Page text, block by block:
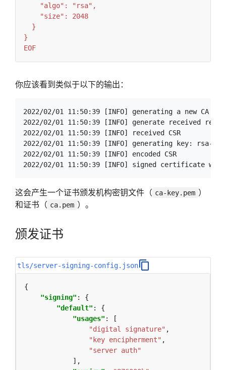
EOF
你应该看到类似于以下的输出：
2022/02/01 11:50:39 [INFO] generating a new CA
2022/02/01 11:50:39 [INFO] generate received
2022/02/01 11:50:39 [INFO] received CSR
2022/02/01 11:50:39 [INFO] generating key: rsa-
2022/02/01 11:50:39 [INFO] encoded CSR
这会产生一个证书颁发机构密钥文件（ ca-key.pem ）
和证书（ ca.pem ）。
颁发证书
tls/server-signing-config.json
"signing"
"default"
"usages"
"digital signature"
"key encipherment"
"server auth"